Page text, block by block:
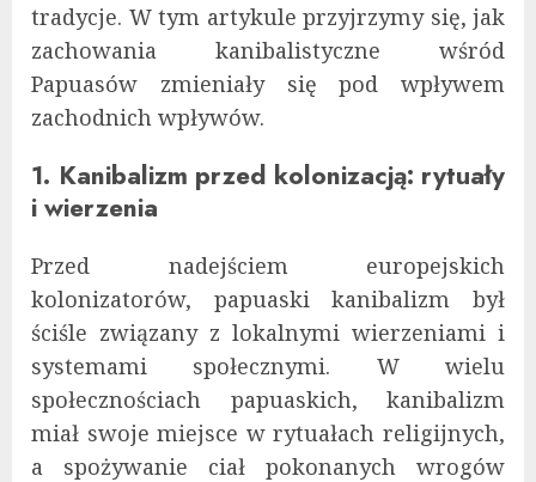
tradycje. W tym artykule przyjrzymy się, jak
zachowania kanibalistyczne wśród
Papuasów zmieniały się pod wpływem
zachodnich wpływów.
1. Kanibalizm przed kolonizacją: rytuały
i wierzenia
Przed nadejściem europejskich
kolonizatorów, papuaski kanibalizm był
ściśle związany z lokalnymi wierzeniami i
systemami społecznymi. W wielu
społecznościach papuaskich, kanibalizm
miał swoje miejsce w rytuałach religijnych,
a spożywanie ciał pokonanych wrogów